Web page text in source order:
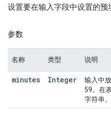
设置要在输入字段中设置的预
参数
名称 类型 说明
minutes Integer
输入中
59。在
字符串。